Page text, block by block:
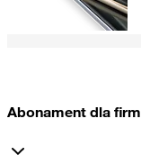
Abonament dla firm